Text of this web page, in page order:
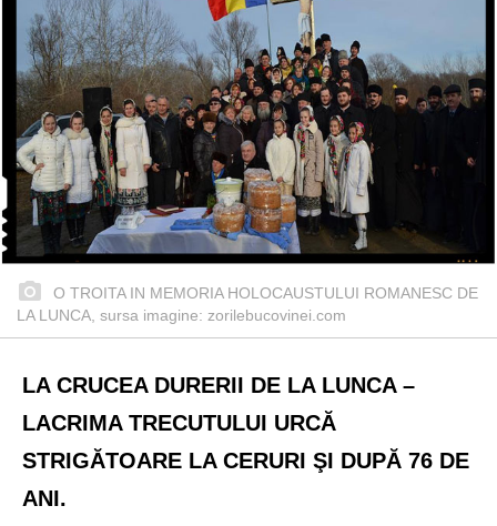
O TROITA IN MEMORIA HOLOCAUSTULUI ROMANESC DE
LA LUNCA, sursa imagine: zorilebucovinei.com
LA CRUCEA DURERII DE LA LUNCA –
LACRIMA TRECUTULUI URCĂ
STRIGĂTOARE LA CERURI ŞI DUPĂ 76 DE
ANI.